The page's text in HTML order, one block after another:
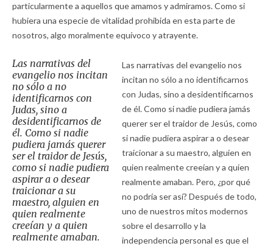
particularmente a aquellos que amamos y admiramos. Como si
hubiera una especie de vitalidad prohibida en esta parte de
nosotros, algo moralmente equívoco y atrayente.
Las narrativas del
evangelio nos incitan
no sólo a no
identificarnos con
Judas, sino a
desidentificarnos de
él. Como si nadie
pudiera jamás querer
ser el traidor de Jesús,
como si nadie pudiera
aspirar a o desear
traicionar a su
maestro, alguien en
quien realmente
creeían y a quien
realmente amaban.
Las narrativas del evangelio nos
incitan no sólo a no identificarnos
con Judas, sino a desidentificarnos
de él. Como si nadie pudiera jamás
querer ser el traidor de Jesús, como
si nadie pudiera aspirar a o desear
traicionar a su maestro, alguien en
quien realmente creeían y a quien
realmente amaban. Pero, ¿por qué
no podría ser así? Después de todo,
uno de nuestros mitos modernos
sobre el desarrollo y la
independencia personal es que el